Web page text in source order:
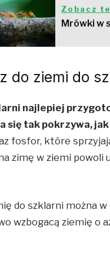
Zobacz
Mrówki w
do ziemi do
najlepiej
się tak pokrzywa,
fosfor, które
zimę w ziemi powoli
do szklarni można
wzbogacą ziemię o